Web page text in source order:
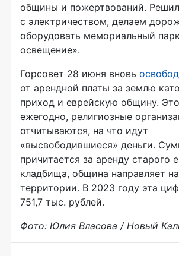
общины и пожертвований.
с электричеством, делаем
оборудовать мемориальный
освещение».
Горсовет 28 июня вновь
от арендной платы за землю
приход и еврейскую общину.
ежегодно, религиозные
отчитываются, на что идут
«высвободившиеся» деньги.
причитается за аренду старого
кладбища, община направляет
территории. В 2023 году эта
751,7 тыс. рублей.
Фото: Юлия Власова / Новый